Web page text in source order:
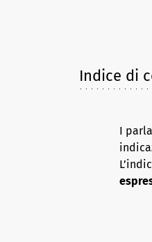
Indice di
I